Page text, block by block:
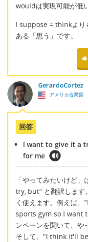
wouldは実現可能が低
I suppose = thinkより
ある「思う」です。
GerardoCortez
アメリカ合衆国
回答
I want to give it a
for me
「やってみたいけど
try, but" と翻訳します
く使えます。例えば
sports gym so I want
ンペーンを聞いて、や
そして、"I think it'll